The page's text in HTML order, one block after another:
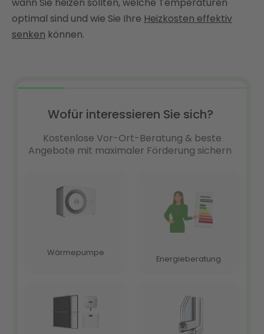
Fazit: Jetzt Heizkosten senken mit Enter
FAQ
wann Sie heizen sollten, welche Temperaturen
optimal sind und wie Sie Ihre Heizkosten effektiv
senken können.